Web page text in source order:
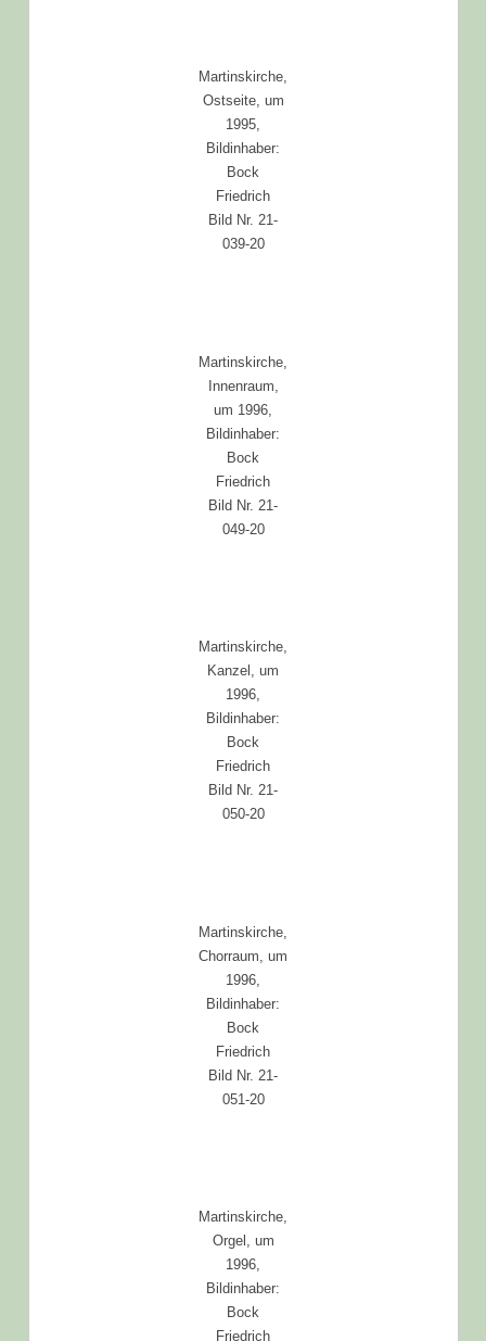
Martinskirche,
Ostseite, um
1995,
Bildinhaber:
Bock
Friedrich
Bild Nr. 21-
039-20
Martinskirche,
Innenraum,
um 1996,
Bildinhaber:
Bock
Friedrich
Bild Nr. 21-
049-20
Martinskirche,
Kanzel, um
1996,
Bildinhaber:
Bock
Friedrich
Bild Nr. 21-
050-20
Martinskirche,
Chorraum, um
1996,
Bildinhaber:
Bock
Friedrich
Bild Nr. 21-
051-20
Martinskirche,
Orgel, um
1996,
Bildinhaber:
Bock
Friedrich